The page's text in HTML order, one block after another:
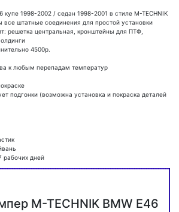
купе 1998-2002 / седан 1998-2001 в стиле M-TECHNIK
штатные соединения для простой установки
решетка центральная, кронштейны для ПТФ,
4500р.
к любым перепадам температур
подгонки (возможна установка и покраска деталей
рабочих дней
M-TECHNIK BMW E46